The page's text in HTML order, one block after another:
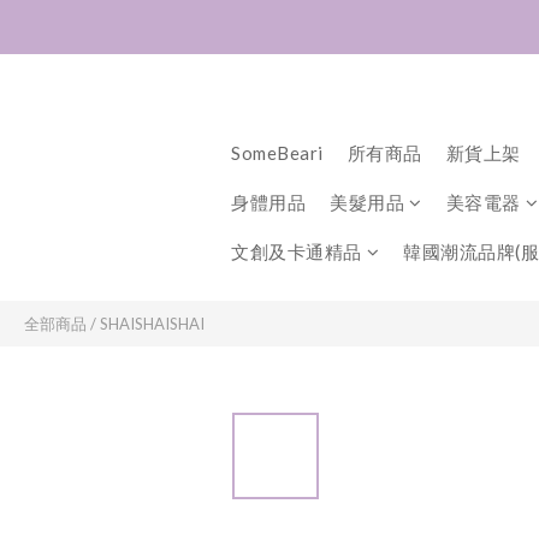
SomeBeari 所有商品 新貨上架
身體用品 美髮用品 美容電器
文創及卡通精品 韓國潮流品牌(
全部商品 /SHAISHAISHAI